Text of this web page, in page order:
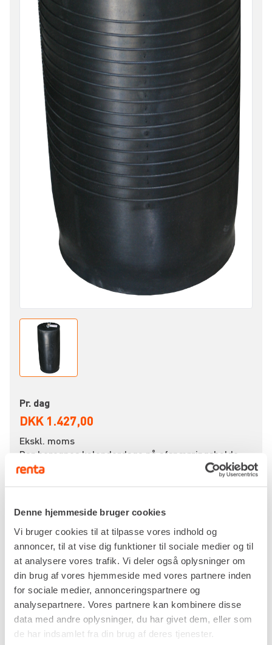
Denne hjemmeside bruger cookies
Vi bruger cookies til at tilpasse vores indhold og
annoncer, til at vise dig funktioner til sociale medier og til
at analysere vores trafik. Vi deler også oplysninger om
din brug af vores hjemmeside med vores partnere inden
for sociale medier, annonceringspartnere og
analysepartnere. Vores partnere kan kombinere disse
data med andre oplysninger, du har givet dem, eller som
de har indsamlet fra din brug af deres tjenester.
Pr. dag
DKK 1.427,00
Ekskl. moms
Der beregnes kalenderdage på afspærringsbolde.
Afspærringsbold ø500-1.000 mm – kraftig
udlejning til store rørledninger
Til de helt store rørprojekter kræver det tungt
grej, og her er afspærringsbolden ø500-1.000 mm
det oplagte valg. Den er bygget til at håndtere
store rørdimensioner i forbindelse med